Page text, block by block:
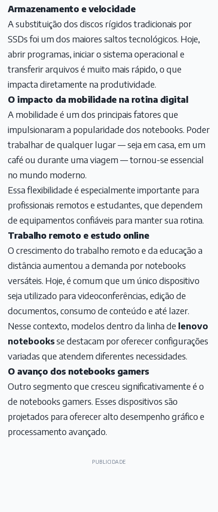
Armazenamento e velocidade
A substituição dos discos rígidos tradicionais por
SSDs foi um dos maiores saltos tecnológicos. Hoje,
abrir programas, iniciar o sistema operacional e
transferir arquivos é muito mais rápido, o que
impacta diretamente na produtividade.
O impacto da mobilidade na rotina digital
A mobilidade é um dos principais fatores que
impulsionaram a popularidade dos notebooks. Poder
trabalhar de qualquer lugar — seja em casa, em um
café ou durante uma viagem — tornou-se essencial
no mundo moderno.
Essa flexibilidade é especialmente importante para
profissionais remotos e estudantes, que dependem
de equipamentos confiáveis para manter sua rotina.
Trabalho remoto e estudo online
O crescimento do trabalho remoto e da educação a
distância aumentou a demanda por notebooks
versáteis. Hoje, é comum que um único dispositivo
seja utilizado para videoconferências, edição de
documentos, consumo de conteúdo e até lazer.
Nesse contexto, modelos dentro da linha de lenovo
notebooksse destacam por oferecer configurações
variadas que atendem diferentes necessidades.
O avanço dos notebooks gamers
Outro segmento que cresceu significativamente é o
de notebooks gamers. Esses dispositivos são
projetados para oferecer alto desempenho gráfico e
processamento avançado.
PUBLICIDADE